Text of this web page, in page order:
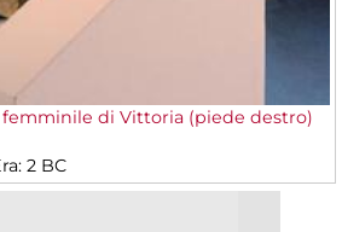
di Vittoria (piede destro)
2 BC